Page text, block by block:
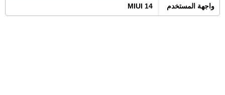
واجهة المستخدم MIUI 14